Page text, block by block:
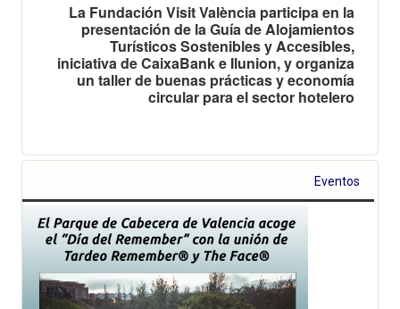
La Fundación Visit València participa en la
presentación de la Guía de Alojamientos
Turísticos Sostenibles y Accesibles,
iniciativa de CaixaBank e Ilunion, y organiza
un taller de buenas prácticas y economía
circular para el sector hotelero
Eventos